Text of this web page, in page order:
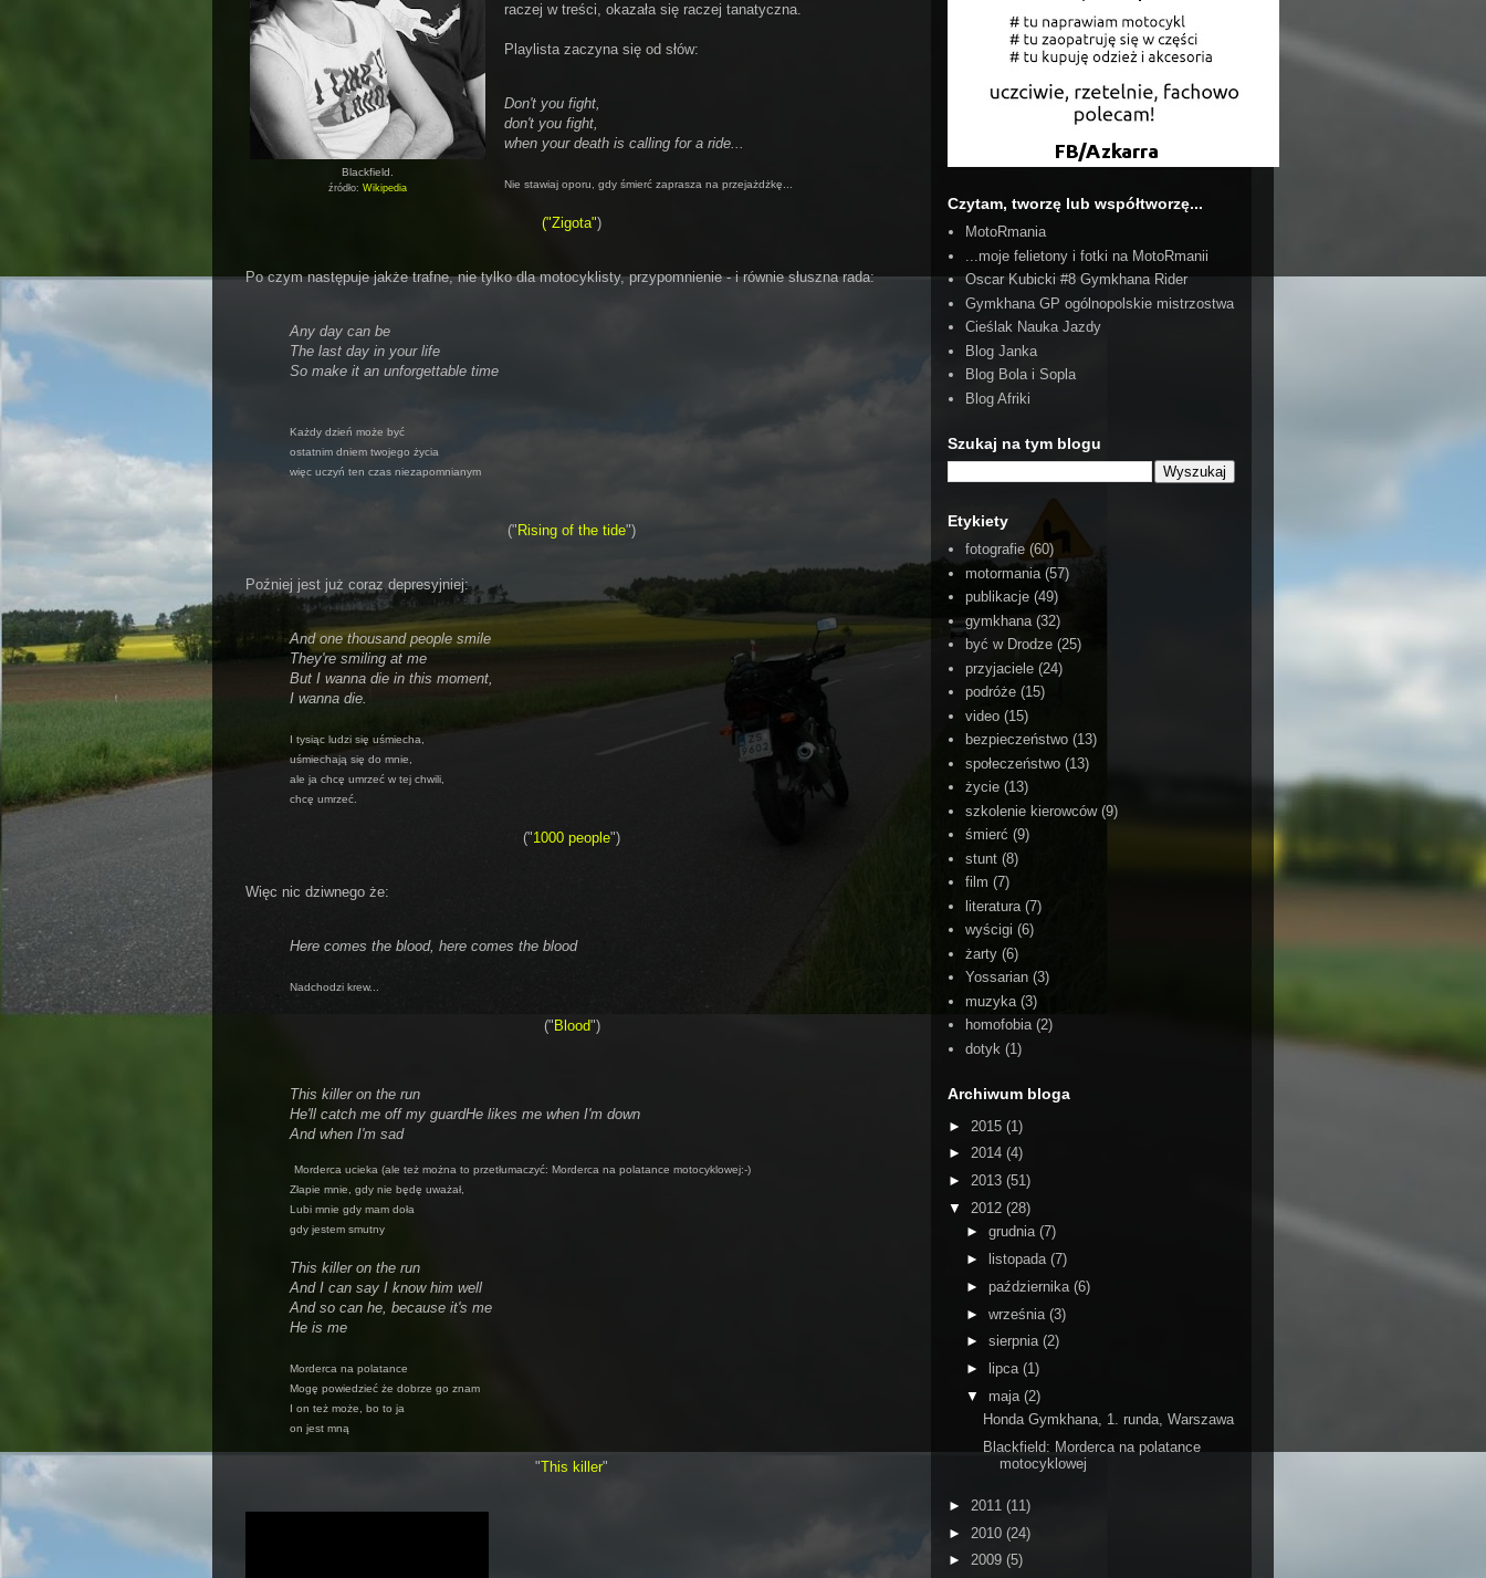
Blackfield.
źródło: Wikipedia
raczej w treści, okazała się raczej tanatyczna.
Playlista zaczyna się od słów:
Don't you fight,
don't you fight,
when your death is calling for a ride...
Nie stawiaj oporu, gdy śmierć zaprasza na przejażdżkę...
("Zigota")
Po czym następuje jakże trafne, nie tylko dla motocyklisty, przypomnienie - i równie słuszna rada:
Any day can be
The last day in your life
So make it an unforgettable time
Każdy dzień może być
ostatnim dniem twojego życia
więc uczyń ten czas niezapomnianym
(" Rising of the tide")
Poźniej jest już coraz depresyjniej:
And one thousand people smile
They're smiling at me
But I wanna die in this moment,
I wanna die.
I tysiąc ludzi się uśmiecha,
uśmiechają się do mnie,
ale ja chcę umrzeć w tej chwili,
chcę umrzeć.
("1000 people")
Więc nic dziwnego że:
Here comes the blood, here comes the blood
Nadchodzi krew...
(" Blood")
This killer on the run
He'll catch me off my guardHe likes me when I'm down
And when I'm sad
Morderca ucieka (ale też można to przetłumaczyć: Morderca na polatance motocyklowej:-)
Złapie mnie, gdy nie będę uważał,
Lubi mnie gdy mam doła
gdy jestem smutny
This killer on the run
And I can say I know him well
And so can he, because it's me
He is me
Morderca na polatance
Mogę powiedzieć że dobrze go znam
I on też może, bo to ja
on jest mną
"This killer"
Czytam, tworzę lub współtworzę...
MotoRmania
...moje felietony i fotki na MotoRmanii
Oscar Kubicki #8 Gymkhana Rider
Gymkhana GP ogólnopolskie mistrzostwa
Cieślak Nauka Jazdy
Blog Janka
Blog Bola i Sopla
Blog Afriki
Szukaj na tym blogu
Etykiety
fotografie (60)
motormania (57)
publikacje (49)
gymkhana (32)
być w Drodze (25)
przyjaciele (24)
podróże (15)
video (15)
bezpieczeństwo (13)
społeczeństwo (13)
życie (13)
szkolenie kierowców (9)
śmierć (9)
stunt (8)
film (7)
literatura (7)
wyścigi (6)
żarty (6)
Yossarian (3)
muzyka (3)
homofobia (2)
dotyk (1)
Archiwum bloga
► 2015 (1)
► 2014 (4)
► 2013 (51)
▼ 2012 (28)
► grudnia (7)
►
listopada (7)
► października (6)
► września (3)
► sierpnia (2)
►
lipca (1)
▼ maja (2)
Honda Gymkhana, 1. runda, Warszawa
Blackfield: Morderca na polatance
motocyklowej
► 2011 (11)
► 2010 (24)
► 2009 (5)